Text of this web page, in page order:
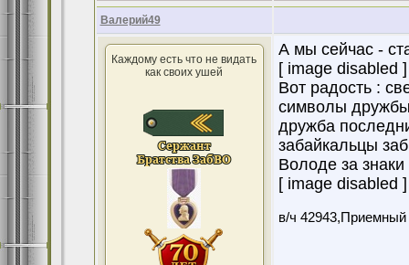
Валерий49
Каждому есть что не видать
как своих ушей
А мы сейчас -
[ image disabled ]
Вот радость :
символы
дружба
забайкальцы
Володе за
[ image disabled ]
в/ч